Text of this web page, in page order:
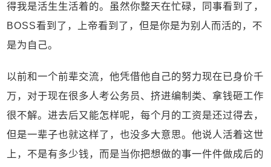
得我是活生生活着的。虽然你整天在忙碌，同事看到了，
BOSS看到了，上帝看到了，但是你是为别人而活的，不
是为自己。
以前和一个前辈交流，他凭借他自己的努力现在已身价千
万，对于现在很多人考公务员、挤进编制类、拿钱砸工作
很不解。进去后又能怎样呢，每个月的工资是还过得去，
但是一辈子也就这样了，也没多大意思。他说人活着这世
上，不是有多少钱，而是当你把想做的事一件件做成后的